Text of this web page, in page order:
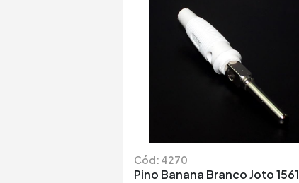
Cód: 4270
Pino Banana Branco Joto 1561